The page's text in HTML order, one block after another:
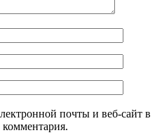
почты и веб-сайт в
комментария.